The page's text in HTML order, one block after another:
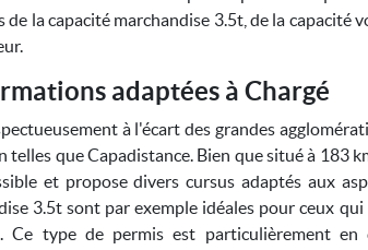
de la capacité marchandise 3.5t, de la capacité
adaptées à Chargé
à l'écart des grandes
telles que Capadistance. Bien que situé à 183
et propose divers cursus adaptés aux
3.5t sont par exemple idéales pour ceux
Ce type de permis est particulièrement en